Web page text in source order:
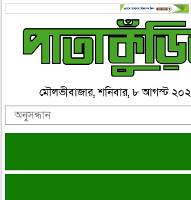
মৌলভীবাজার, শনিবার, ৮ আগস্ট